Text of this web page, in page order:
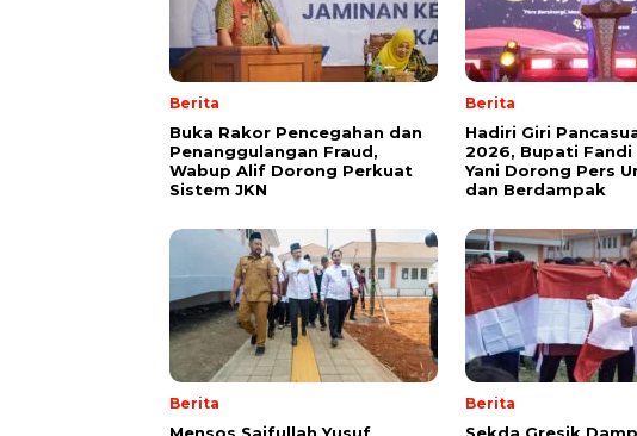
Berita
Buka Rakor Pencegahan dan
Penanggulangan Fraud,
Wabup Alif Dorong Perkuat
Sistem JKN
Berita
Hadiri Giri
2026, Bupati Fandi
Yani Dorong Pers
dan Berdampak
Berita Berita